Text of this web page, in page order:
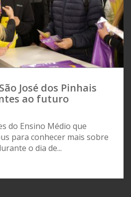
José dos Pinhais
ao futuro
do Ensino Médio que
para conhecer mais sobre
o dia de...